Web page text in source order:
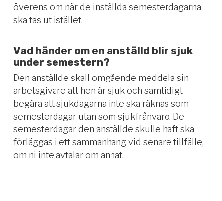
överens om när de inställda semesterdagarna
ska tas ut istället.
Vad händer om en anställd blir sjuk
under semestern?
Den anställde skall omgående meddela sin
arbetsgivare att hen är sjuk och samtidigt
begära att sjukdagarna inte ska räknas som
semesterdagar utan som sjukfrånvaro. De
semesterdagar den anställde skulle haft ska
förläggas i ett sammanhang vid senare tillfälle,
om ni inte avtalar om annat.